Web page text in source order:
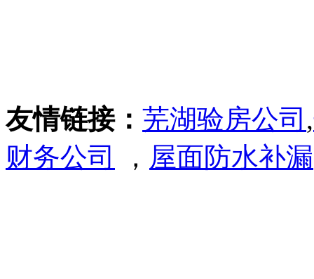
友情链接： 芜湖验房公司 ,
财务公司
， 屋面防水补漏